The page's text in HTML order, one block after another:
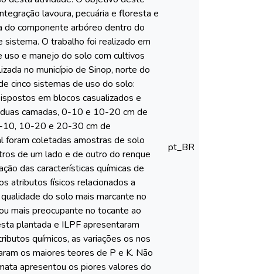
lavoura, pecuária e floresta e
do componente arbóreo dentro do
O trabalho foi realizado em
e manejo do solo com cultivos
no município de Sinop, norte do
cinco sistemas de uso do solo:
em blocos casualizados e
camadas, 0-10 e 10-20 cm de
10, 10-20 e 20-30 cm de
foram coletadas amostras de solo
de um lado e de outro do renque
das características químicas de
atributos físicos relacionados a
do solo mais marcante no
mais preocupante no tocante ao
plantada e ILPF apresentaram
químicos, as variações os nos
os maiores teores de P e K. Não
apresentou os piores valores do
pt_BR